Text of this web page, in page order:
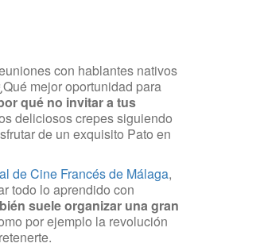
con hablantes nativos
mejor oportunidad para
qué no invitar a tus
deliciosos crepes siguiendo
de un exquisito Pato en
de Cine Francés de Málaga,
todo lo aprendido con
suele organizar una gran
por ejemplo la revolución